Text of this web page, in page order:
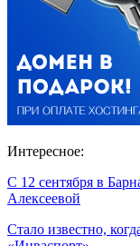
Интересное:
С 12 сентября в
Алексеевой
Стало известно,